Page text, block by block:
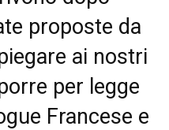
proposte da
ai nostri
per legge
Francese e